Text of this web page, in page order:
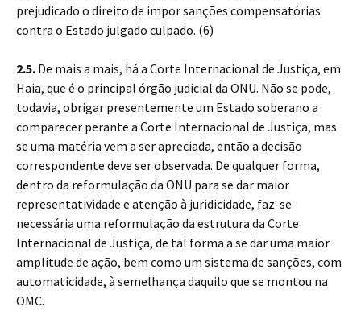
prejudicado o direito de impor sanções compensatórias
contra o Estado julgado culpado. (6)
2.5. De mais a mais, há a Corte Internacional de Justiça, em
Haia, que é o principal órgão judicial da ONU. Não se pode,
todavia, obrigar presentemente um Estado soberano a
comparecer perante a Corte Internacional de Justiça, mas
se uma matéria vem a ser apreciada, então a decisão
correspondente deve ser observada. De qualquer forma,
dentro da reformulação da ONU para se dar maior
representatividade e atenção à juridicidade, faz-se
necessária uma reformulação da estrutura da Corte
Internacional de Justiça, de tal forma a se dar uma maior
amplitude de ação, bem como um sistema de sanções, com
automaticidade, à semelhança daquilo que se montou na
OMC.